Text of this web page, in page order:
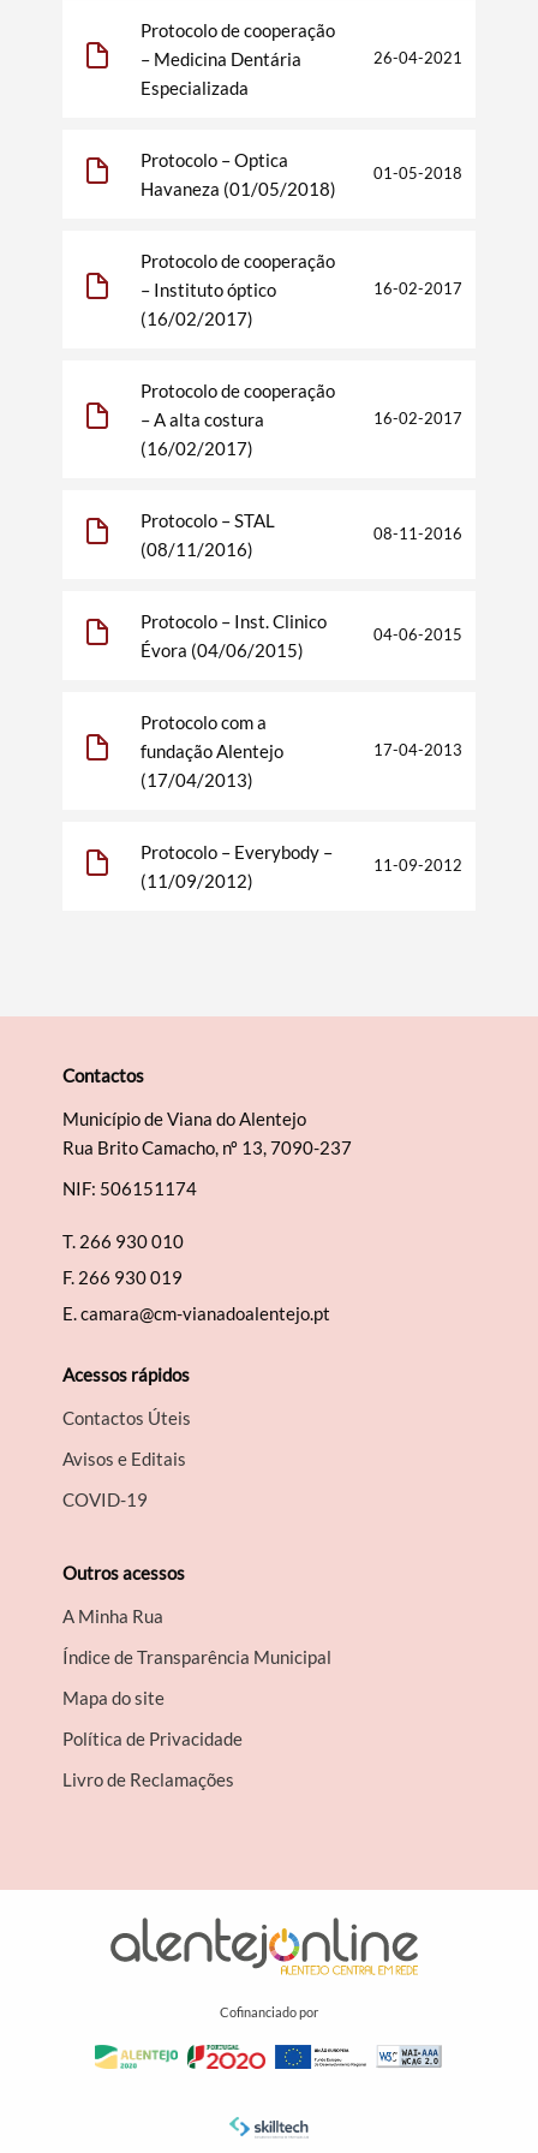
Termo de Pesquisa
Categorias gerais
Protocolo de cooperação
– Medicina Dentária
Especializada
26-04-2021
Protocolo – Optica
Havaneza (01/05/2018)
01-05-2018
Protocolo de cooperação
– Instituto óptico
(16/02/2017)
16-02-2017
Protocolo de cooperação
– A alta costura
(16/02/2017)
16-02-2017
Protocolo – STAL
(08/11/2016)
08-11-2016
Protocolo – Inst. Clinico
Évora (04/06/2015)
04-06-2015
Protocolo com a
fundação Alentejo
(17/04/2013)
17-04-2013
Protocolo – Everybody –
(11/09/2012)
11-09-2012
Contactos
Município de Viana do Alentejo
Rua Brito Camacho, nº 13, 7090-237
NIF: 506151174
T. 266 930 010
F. 266 930 019
E.camara@cm-vianadoalentejo.pt
Acessos rápidos
Contactos Úteis
Avisos e Editais
COVID-19
Outros acessos
A Minha Rua
Índice de Transparência Municipal
Mapa do site
Política de Privacidade
Livro de Reclamações
Cofinanciado por